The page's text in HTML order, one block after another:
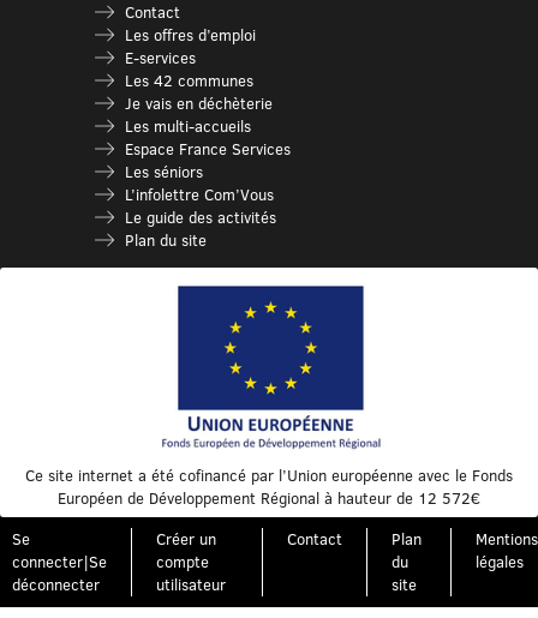
Contact
Les offres d’emploi
E-services
Les 42 communes
Je vais en déchèterie
Les multi-accueils
Espace France Services
Les séniors
L’infolettre Com’Vous
Le guide des activités
Plan du site
Ce site internet a été cofinancé par l’Union européenne avec le Fonds
Européen de Développement Régional à hauteur de 12 572€
Se
connecter|Se
déconnecter
Créer un
compte
utilisateur
Contact
Plan
du
site
Mentions
légales